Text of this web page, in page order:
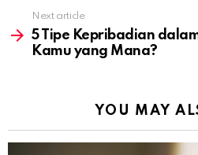
Next article
5 Tipe Kepribadian
Kamu yang Mana?
YOU MAY